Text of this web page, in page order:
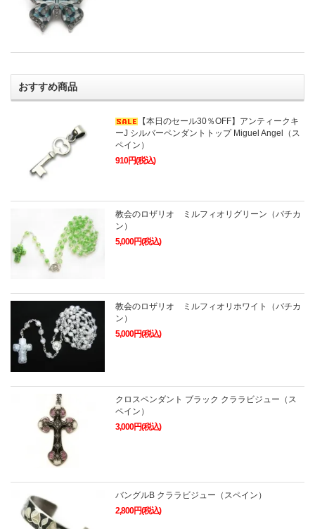
おすすめ商品
【本日のセール30％OFF】アンティークキ
ーJ シルバーペンダントトップ Miguel Angel（ス
ペイン）
910円(税込)
教会のロザリオ ミルフィオリグリーン（バチカ
ン）
5,000円(税込)
教会のロザリオ ミルフィオリホワイト（バチカ
ン）
5,000円(税込)
クロスペンダント ブラック クララビジュー（ス
ペイン）
3,000円(税込)
バングルB クララビジュー（スペイン）
2,800円(税込)